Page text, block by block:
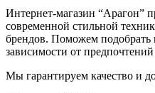
Интернет-магазин “Арагон”
современной стильной
брендов. Поможем подобрать
зависимости от
Мы гарантируем качество и